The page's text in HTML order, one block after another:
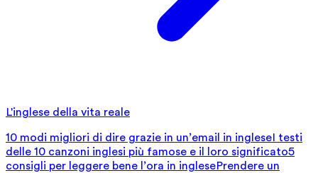
L'inglese della vita reale
10 modi migliori di dire grazie in un’email in ingleseI testi
delle 10 canzoni inglesi più famose e il loro significato5
consigli per leggere bene l’ora in inglesePrendere un